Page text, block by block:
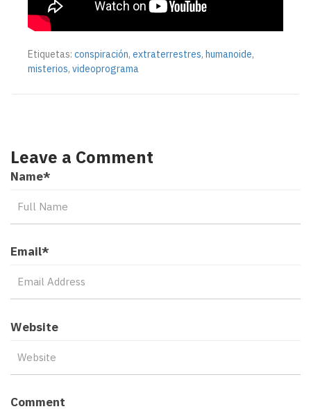
Etiquetas: conspiración, extraterrestres, humanoide,
misterios, videoprograma
Leave a Comment
Name*
Email*
Website
Comment